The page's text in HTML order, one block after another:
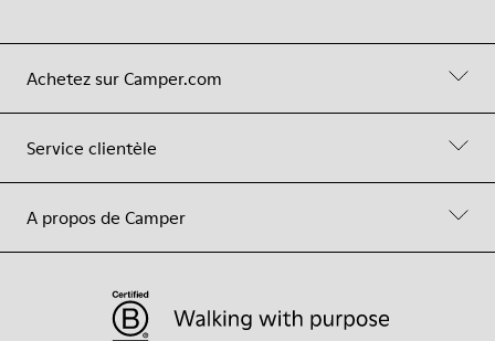
Achetez sur Camper.com
Service clientèle
A propos de Camper